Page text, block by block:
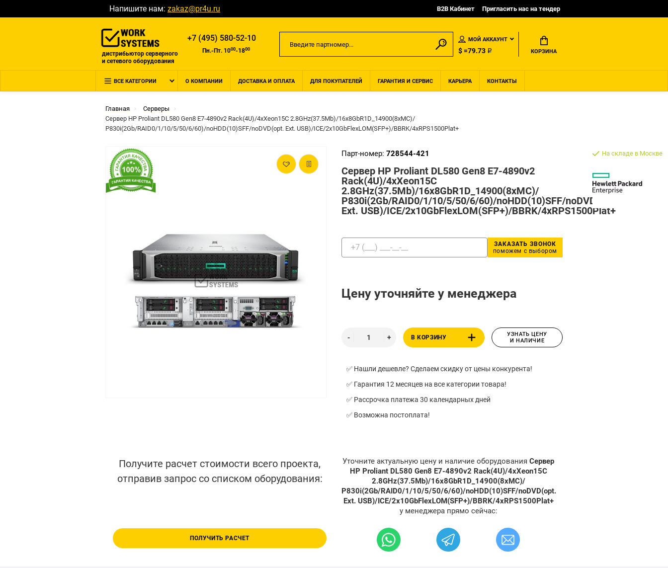
Напишите нам: zakaz@pr4u.ru B2B Кабинет Пригласить нас на тендер
дистрибьютор серверного
и сетевого оборудования
+7 (495) 580-52-10
Пн.-Пт. 1000-1800
МОЙ АККАУНТ
$ =79.73 ₽ КОРЗИНА
ВСЕ КАТЕГОРИИ О КОМПАНИИ ДОСТАВКА И ОПЛАТА ДЛЯ ПОКУПАТЕЛЕЙ ГАРАНТИЯ И СЕРВИС КАРЬЕРА КОНТАКТЫ
Главная
Серверы
Сервер HP Proliant DL580 Gen8 E7-4890v2 Rack(4U)/4xXeon15C 2.8GHz(37.5Mb)/16x8GbR1D_14900(8xMC)/
P830i(2Gb/RAID0/1/10/5/50/6/60)/noHDD(10)SFF/noDVD(opt. Ext. USB)/ICE/2x10GbFlexLOM(SFP+)/BBRK/4xRPS1500Plat+
Парт-номер: 728544-421
Сервер HP Proliant DL580 Gen8 E7-4890v2
Rack(4U)/4xXeon15C
2.8GHz(37.5Mb)/16x8GbR1D_14900(8xMC)/
P830i(2Gb/RAID0/1/10/5/50/6/60)/noHDD(10)SFF/noDVD(opt.
Ext. USB)/ICE/2x10GbFlexLOM(SFP+)/BBRK/4xRPS1500Plat+
На складе в Москве
ЗАКАЗАТЬ ЗВОНОК
поможем с выбором
Цену уточняйте у менеджера
В КОРЗИНУ
УЗНАТЬ ЦЕНУ
И НАЛИЧИЕ
✅ Нашли дешевле? Сделаем скидку от цены конкурента!
✅ Гарантия 12 месяцев на все категории товара!
✅ Рассрочка платежа 30 календарных дней
✅ Возможна постоплата!
Получите расчет стоимости всего проекта,
отправив запрос со списком оборудования:
ПОЛУЧИТЬ РАСЧЕТ
Уточните актуальную цену и наличие оборудования Сервер
HP Proliant DL580 Gen8 E7-4890v2 Rack(4U)/4xXeon15C
2.8GHz(37.5Mb)/16x8GbR1D_14900(8xMC)/
P830i(2Gb/RAID0/1/10/5/50/6/60)/noHDD(10)SFF/noDVD(opt.
Ext. USB)/ICE/2x10GbFlexLOM(SFP+)/BBRK/4xRPS1500Plat+
у менеджера прямо сейчас: